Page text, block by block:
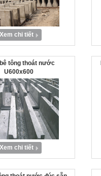
Xem chi tiết
tông thoát nước
U600x600
Xem chi tiết